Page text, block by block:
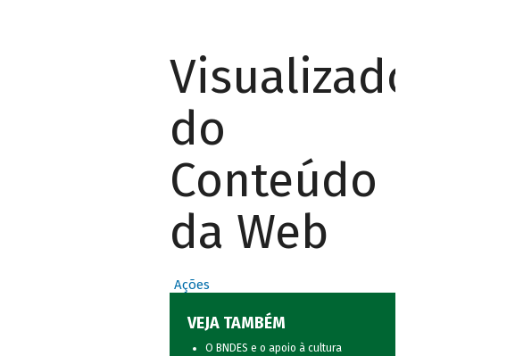
Visualizador
do
Conteúdo
da Web
Ações
VEJA TAMBÉM
O BNDES e o apoio à cultura